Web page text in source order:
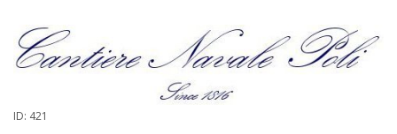
ID: 421